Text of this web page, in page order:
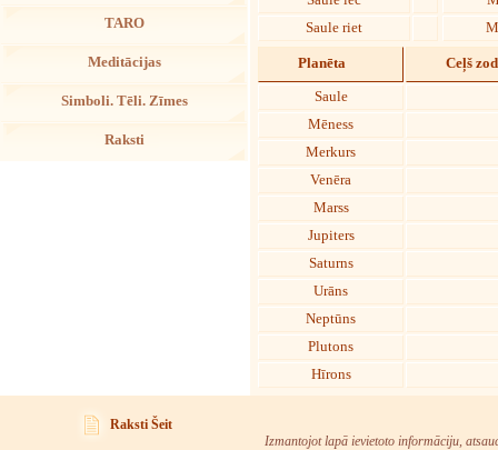
TARO
Meditācijas
Simboli. Tēli. Zīmes
Raksti
Saule riet
Planēta Ceļš
Saule
Mēness
Merkurs
Venēra
Marss
Jupiters
Saturns
Urāns
Neptūns
Plutons
Hīrons
Raksti Šeit
Izmantojot lapā ievietoto informāciju,